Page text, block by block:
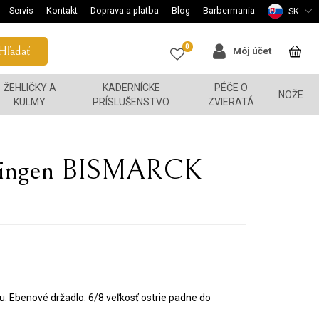
Servis Kontakt Doprava a platba Blog Barbermania SK
0 Môj účet
ŽEHLIČKY A
KULMY
KADERNÍCKE
PRÍSLUŠENSTVO
PÉČE O
ZVIERATÁ
NOŽE
BISMARCK
Ebenové držadlo. 6/8 veľkosť ostrie padne do